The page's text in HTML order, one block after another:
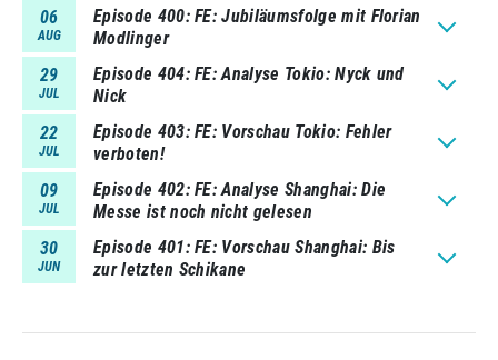
06
AUG
Episode 400 FE: Jubiläumsfolge mit Florian
Modlinger
29
JUL
Episode 404 FE: Analyse Tokio: Nyck und
Nick
22
JUL
Episode 403 FE: Vorschau Tokio: Fehler
verboten!
09
JUL
Episode 402 FE: Analyse Shanghai: Die
Messe ist noch nicht gelesen
30
JUN
Episode 401 FE: Vorschau Shanghai: Bis
zur letzten Schikane